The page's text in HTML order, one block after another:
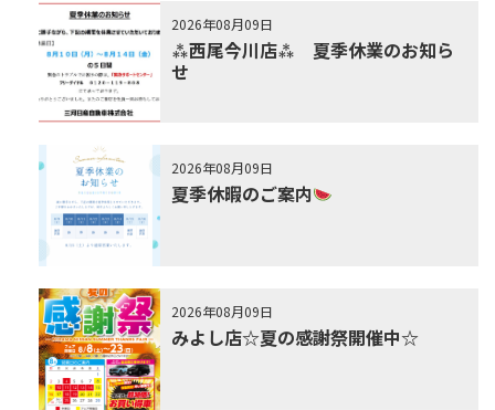
2026年08月09日
⁂西尾今川店⁂ 夏季休業のお知ら
せ
2026年08月09日
夏季休暇のご案内
2026年08月09日
みよし店☆夏の感謝祭開催中☆